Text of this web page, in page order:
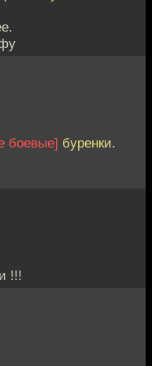
боевые] буренки.
!!!